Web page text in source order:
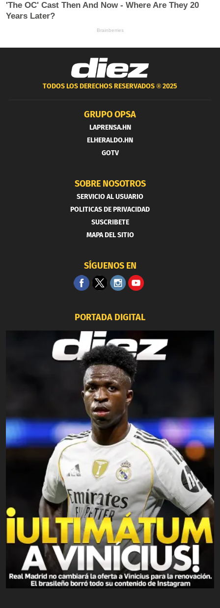
TODOS LOS DERECHOS RESERVADOS ®2025
GRUPO OPSA
LAPRENSA.HN
ELHERALDO.HN
GOTV
SOBRE NOSOTROS
SERVICIO AL USUARIO
POLITICAS DE PRIVACIDAD
SUSCRIBETE
MAPA DEL SITIO
SÍGUENOS EN
PORTADA DIGITAL